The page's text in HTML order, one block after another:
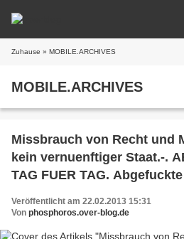
Zuhause » MOBILE.ARCHIVES
MOBILE.ARCHIVES
Missbrauch von Recht und
kein vernuenftiger Staat.-.
TAG FUER TAG.
Veröffentlicht am 22.02.2013 15:31
Von phosphoros.over-blog.de